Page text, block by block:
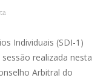
Individuais (SDI-1)
realizada nesta
Arbitral do